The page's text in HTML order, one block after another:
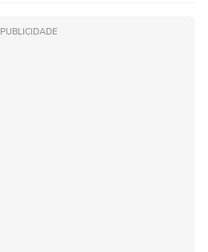
PUBLICIDADE